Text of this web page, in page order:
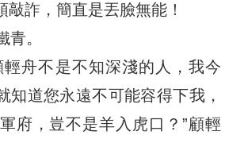
詐，簡直是丟臉無能！
青。
輕舟不是不知深淺的人，我今
知道您永遠不可能容得下我，
府，豈不是羊入虎口？”顧輕